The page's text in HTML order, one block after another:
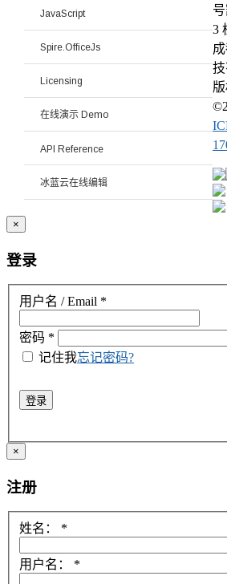
JavaScript
Spire.OfficeJs
Licensing
在线演示 Demo
API Reference
冰蓝云在线编辑
3
©
×
登录
用户名 / Email *
密码 *
记住我忘记密码?
登录
×
注册
姓名： *
用户名： *